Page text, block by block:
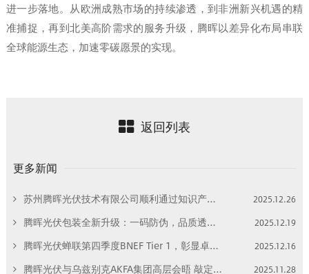
进一步落地。从欧洲成熟市场的持续渗透，到非洲新兴机遇的精
准捕捉，再到北美高阶需求的服务升级，腾晖以差异化布局串联
全球能源生态，加速零碳愿景的实现。
返回列表
更多新闻
苏州腾晖光伏技术有限公司顺利通过知识产权管理体系换版再认证审核，审核过程零不符合项 2025.12.26
腾晖光伏包装全新升级：一码防伪，品质透明，安心之选 2025.12.19
腾晖光伏蝉联第四季度BNEF Tier 1，彰显卓越实力 2025.12.16
腾晖光伏与乌兹别克AKFA集团高层会晤 敲定500MW光伏项目合作意向 一带一路框架下共拓全球新能源市场 2025.11.28